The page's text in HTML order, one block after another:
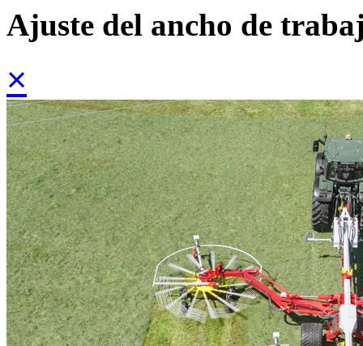
Ajuste del ancho de
×